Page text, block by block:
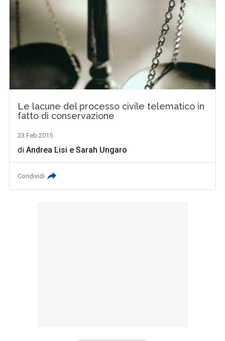
Le lacune del processo civile telematico in
fatto di conservazione
23 Feb 2015
diAndrea Lisi eSarah Ungaro
Condividi